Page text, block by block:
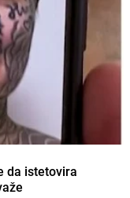
da istetovira